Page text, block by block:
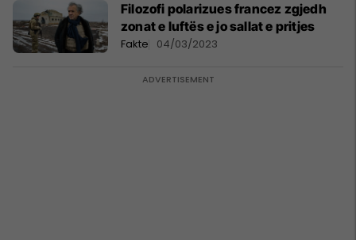
Filozofi polarizues francez zgjedh
zonat e luftës e jo sallat e pritjes
Fakte 04/03/2023